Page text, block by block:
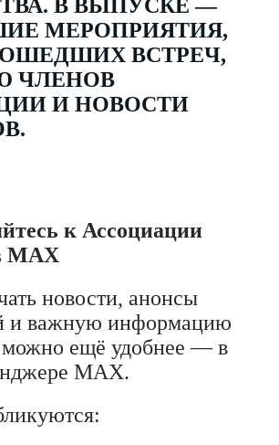
В ВЫПУСКЕ —
МЕРОПРИЯТИЯ,
ВСТРЕЧ,
ЧЛЕНОВ
И НОВОСТИ
к Ассоциации
MAX
новости, анонсы
и важную информацию
ещё удобнее — в
MAX.